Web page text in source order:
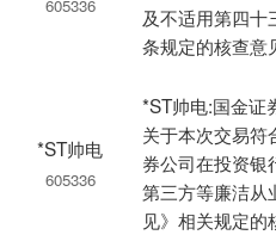
605336
及不适用第四十
条规定的核查意
*ST帅电
605336
*ST帅电:国金证
关于本次交易符
券公司在投资银
第三方等廉洁从
见》相关规定的